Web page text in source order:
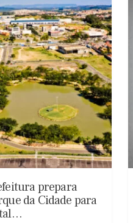
prepara
da Cidade para